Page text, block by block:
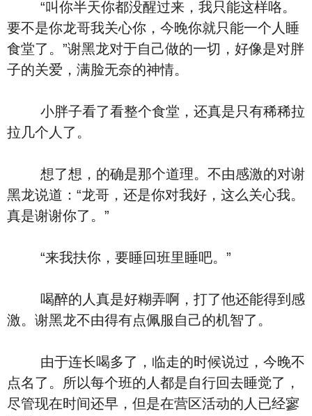
“叫你半天你都没醒过来，我只能这样咯。
要不是你龙哥我关心你，今晚你就只能一个人睡
食堂了。”谢黑龙对于自己做的一切，好像是对胖
子的关爱，满脸无奈的神情。
小胖子看了看整个食堂，还真是只有稀稀拉
拉几个人了。
想了想，的确是那个道理。不由感激的对谢
黑龙说道：“龙哥，还是你对我好，这么关心我。
真是谢谢你了。”
“来我扶你，要睡回班里睡吧。”
喝醉的人真是好糊弄啊，打了他还能得到感
激。谢黑龙不由得有点佩服自己的机智了。
由于连长喝多了，临走的时候说过，今晚不
点名了。所以每个班的人都是自行回去睡觉了，
尽管现在时间还早，但是在营区活动的人已经寥